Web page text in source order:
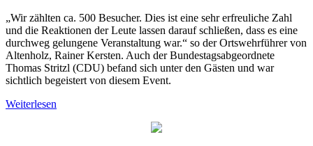
„Wir zählten ca. 500 Besucher. Dies ist eine sehr erfreuliche Zahl
und die Reaktionen der Leute lassen darauf schließen, dass es eine
durchweg gelungene Veranstaltung war.“ so der Ortswehrführer von
Altenholz, Rainer Kersten. Auch der Bundestagsabgeordnete
Thomas Stritzl (CDU) befand sich unter den Gästen und war
sichtlich begeistert von diesem Event.
Weiterlesen